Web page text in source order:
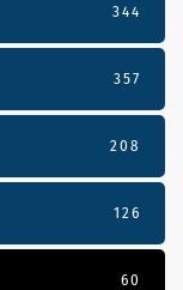
344
357
208
126
60